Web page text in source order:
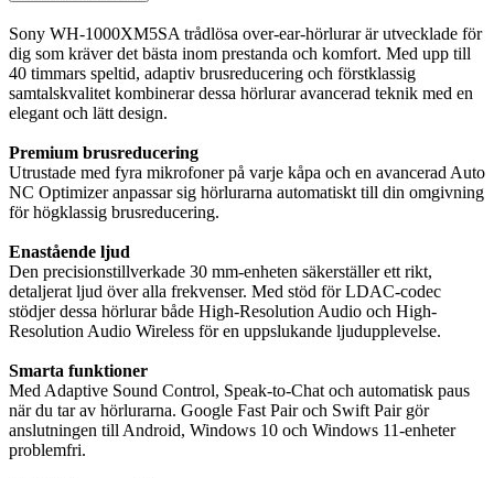
Sony WH-1000XM5SA trådlösa over-ear-hörlurar är utvecklade för
dig som kräver det bästa inom prestanda och komfort. Med upp till
40 timmars speltid, adaptiv brusreducering och förstklassig
samtalskvalitet kombinerar dessa hörlurar avancerad teknik med en
elegant och lätt design.
Premium brusreducering
Utrustade med fyra mikrofoner på varje kåpa och en avancerad Auto
NC Optimizer anpassar sig hörlurarna automatiskt till din omgivning
för högklassig brusreducering.
Enastående ljud
Den precisionstillverkade 30 mm-enheten säkerställer ett rikt,
detaljerat ljud över alla frekvenser. Med stöd för LDAC-codec
stödjer dessa hörlurar både High-Resolution Audio och High-
Resolution Audio Wireless för en uppslukande ljudupplevelse.
Smarta funktioner
Med Adaptive Sound Control, Speak-to-Chat och automatisk paus
när du tar av hörlurarna. Google Fast Pair och Swift Pair gör
anslutningen till Android, Windows 10 och Windows 11-enheter
problemfri.